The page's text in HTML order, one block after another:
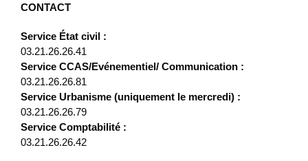
CONTACT
Service État civil :
03.21.26.26.41
Service CCAS/Evénementiel/ Communication :
03.21.26.26.81
Service Urbanisme (uniquement le mercredi) :
03.21.26.26.79
Service Comptabilité :
03.21.26.26.42